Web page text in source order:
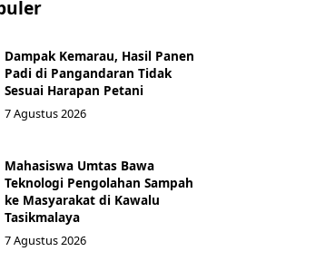
Dampak Kemarau, Hasil Panen
Padi di Pangandaran Tidak
Sesuai Harapan Petani
7 Agustus 2026
Mahasiswa Umtas Bawa
Teknologi Pengolahan Sampah
ke Masyarakat di Kawalu
Tasikmalaya
7 Agustus 2026